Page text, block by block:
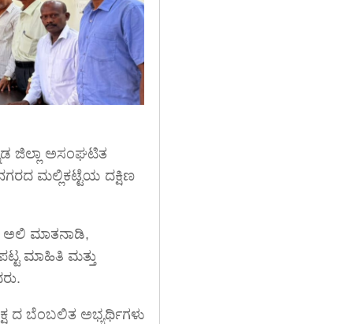
ಜಿಲ್ಲಾ ಅಸಂಘಟಿತ
ಮಲ್ಲಿಕಟ್ಟೆಯ ದಕ್ಷಿಣ
ಅಲಿ ಮಾತನಾಡಿ,
ಮಾಹಿತಿ ಮತ್ತು
ದ ಬೆಂಬಲಿತ ಅಭ್ಯರ್ಥಿಗಳು